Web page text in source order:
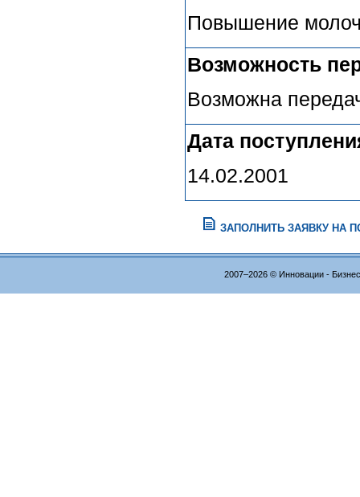
Повышение
Возможность
Возможна
Дата
14.02.2001
ЗАПОЛНИТЬ ЗАЯВКУ НА
2007–2026 © Инновации -